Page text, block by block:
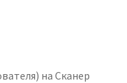
на Сканер